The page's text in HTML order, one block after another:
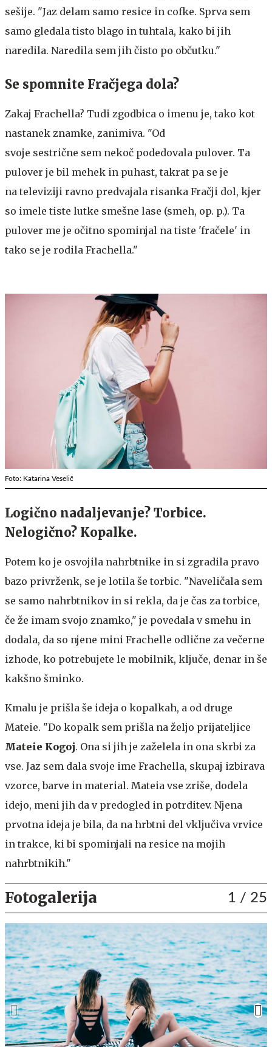
sešije. "Jaz delam samo resice in cofke. Sprva sem
samo gledala tisto blago in tuhtala, kako bi jih
naredila. Naredila sem jih čisto po občutku."
Se spomnite Fračjega dola?
Zakaj Frachella? Tudi zgodbica o imenu je, tako kot
nastanek znamke, zanimiva. "Od
svoje sestrične sem nekoč podedovala pulover. Ta
pulover je bil mehek in puhast, takrat pa se je
na televiziji ravno predvajala risanka Fračji dol, kjer
so imele tiste lutke smešne lase (smeh, op. p.). Ta
pulover me je očitno spominjal na tiste 'fračele' in
tako se je rodila Frachella."
Foto: Katarina Veselič
Logično nadaljevanje? Torbice.
Nelogično? Kopalke.
Potem ko je osvojila nahrbtnike in si zgradila pravo
bazo privrženk, se je lotila še torbic. "Naveličala sem
se samo nahrbtnikov in si rekla, da je čas za torbice,
če že imam svojo znamko," je povedala v smehu in
dodala, da so njene mini Frachelle odlične za večerne
izhode, ko potrebujete le mobilnik, ključe, denar in še
kakšno šminko.
Kmalu je prišla še ideja o kopalkah, a od druge
Mateie. "Do kopalk sem prišla na željo prijateljice
Mateie Kogoj. Ona si jih je zaželela in ona skrbi za
vse. Jaz sem dala svoje ime Frachella, skupaj izbirava
vzorce, barve in material. Mateia vse zriše, dodela
idejo, meni jih da v predogled in potrditev. Njena
prvotna ideja je bila, da na hrbtni del vključiva vrvice
in trakce, ki bi spominjali na resice na mojih
nahrbtnikih."
Fotogalerija 1 / 25